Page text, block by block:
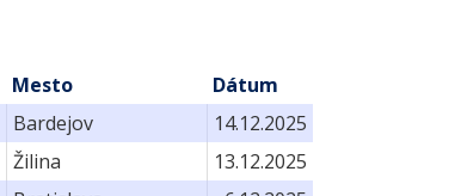
Mesto
Dátum
Bardejov
14.12.2025
Žilina
13.12.2025